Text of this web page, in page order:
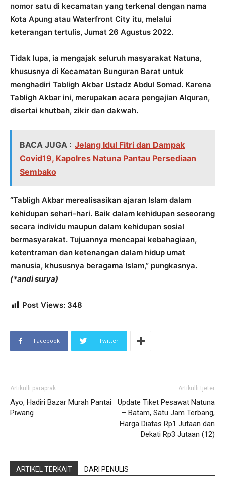
nomor satu di kecamatan yang terkenal dengan nama
Kota Apung atau Waterfront City itu, melalui
keterangan tertulis, Jumat 26 Agustus 2022.
Tidak lupa, ia mengajak seluruh masyarakat Natuna,
khususnya di Kecamatan Bunguran Barat untuk
menghadiri Tabligh Akbar Ustadz Abdul Somad. Karena
Tabligh Akbar ini, merupakan acara pengajian Alquran,
disertai khutbah, zikir dan dakwah.
BACA JUGA : Jelang Idul Fitri dan Dampak
Covid19, Kapolres Natuna Pantau Persediaan
Sembako
“Tabligh Akbar merealisasikan ajaran Islam dalam
kehidupan sehari-hari. Baik dalam kehidupan seseorang
secara individu maupun dalam kehidupan sosial
bermasyarakat. Tujuannya mencapai kebahagiaan,
ketentraman dan ketenangan dalam hidup umat
manusia, khususnya beragama Islam,” pungkasnya.
(*andi surya)
Post Views: 348
Facebook Twitter
Artikulli paraprak
Ayo, Hadiri Bazar Murah Pantai
Piwang
Artikulli tjetër
Update Tiket Pesawat Natuna
– Batam, Satu Jam Terbang,
Harga Diatas Rp1 Jutaan dan
Dekati Rp3 Jutaan (12)
ARTIKEL TERKAIT DARI PENULIS